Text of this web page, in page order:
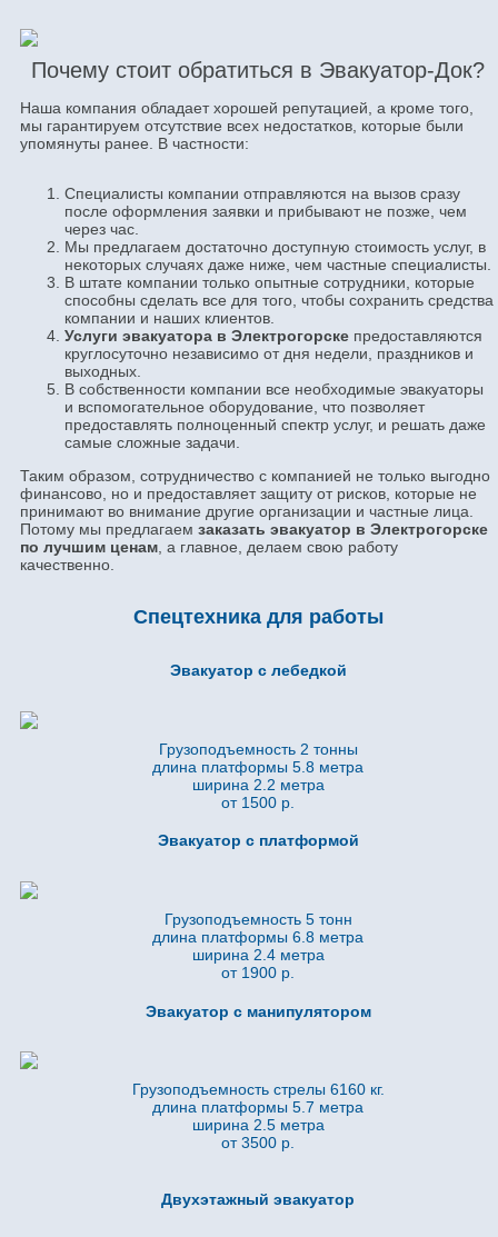
Почему стоит обратиться в Эвакуатор-Док?
Наша компания обладает хорошей репутацией, а кроме того,
мы гарантируем отсутствие всех недостатков, которые были
упомянуты ранее. В частности:
Специалисты компании отправляются на вызов сразу
после оформления заявки и прибывают не позже, чем
через час.
Мы предлагаем достаточно доступную стоимость услуг, в
некоторых случаях даже ниже, чем частные специалисты.
В штате компании только опытные сотрудники, которые
способны сделать все для того, чтобы сохранить средства
компании и наших клиентов.
Услуги эвакуатора в Электрогорске предоставляются
круглосуточно независимо от дня недели, праздников и
выходных.
В собственности компании все необходимые эвакуаторы
и вспомогательное оборудование, что позволяет
предоставлять полноценный спектр услуг, и решать даже
самые сложные задачи.
Таким образом, сотрудничество с компанией не только выгодно
финансово, но и предоставляет защиту от рисков, которые не
принимают во внимание другие организации и частные лица.
Потому мы предлагаем заказать эвакуатор в Электрогорске
по лучшим ценам, а главное, делаем свою работу
качественно.
Спецтехника для работы
Эвакуатор с лебедкой
Грузоподъемность 2 тонны
длина платформы 5.8 метра
ширина 2.2 метра
от 1500 р.
Эвакуатор с платформой
Грузоподъемность 5 тонн
длина платформы 6.8 метра
ширина 2.4 метра
от 1900 р.
Эвакуатор с манипулятором
Грузоподъемность стрелы 6160 кг.
длина платформы 5.7 метра
ширина 2.5 метра
от 3500 р.
Двухэтажный эвакуатор